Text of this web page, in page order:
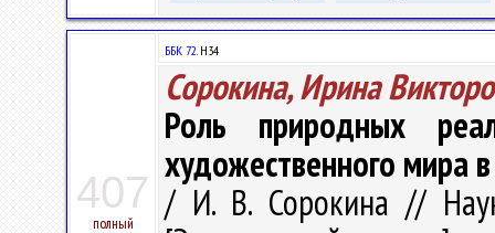
407
полный
ББК 72.Н34
Сорокина, Ирина
Роль природных
художественного мира
/ И. В. Сорокина //